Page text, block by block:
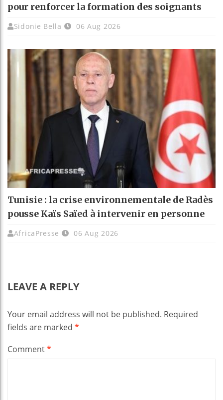
pour renforcer la formation des soignants
Sidonie Bella 06 Aug 2026
Tunisie : la crise environnementale de Radès
pousse Kaïs Saïed à intervenir en personne
AfricaPresse 06 Aug 2026
LEAVE A REPLY
Your email address will not be published. Required
fields are marked *
Comment*